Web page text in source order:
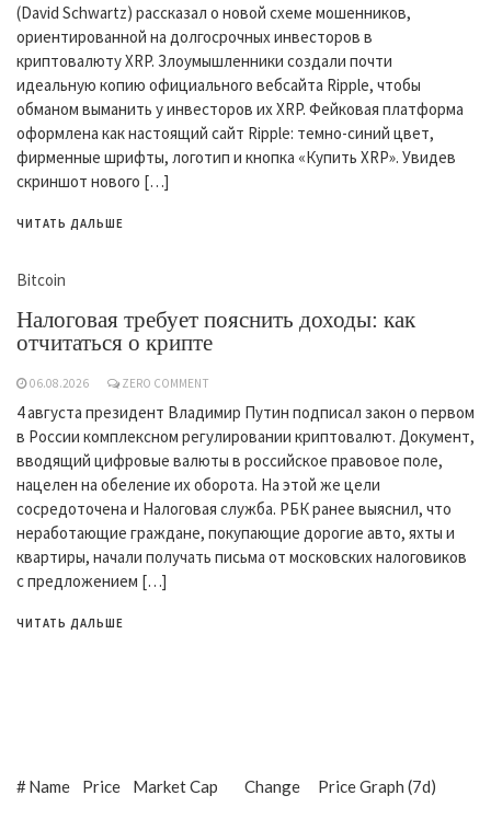
(David Schwartz) рассказал о новой схеме мошенников,
ориентированной на долгосрочных инвесторов в
криптовалюту XRP. Злоумышленники создали почти
идеальную копию официального вебсайта Ripple, чтобы
обманом выманить у инвесторов их XRP. Фейковая платформа
оформлена как настоящий сайт Ripple: темно-синий цвет,
фирменные шрифты, логотип и кнопка «Купить XRP». Увидев
скриншот нового […]
ЧИТАТЬ ДАЛЬШЕ
Bitcoin
Налоговая требует пояснить доходы: как
отчитаться о крипте
06.08.2026 ZERO COMMENT
4 августа президент Владимир Путин подписал закон о первом
в России комплексном регулировании криптовалют. Документ,
вводящий цифровые валюты в российское правовое поле,
нацелен на обеление их оборота. На этой же цели
сосредоточена и Налоговая служба. РБК ранее выяснил, что
неработающие граждане, покупающие дорогие авто, яхты и
квартиры, начали получать письма от московских налоговиков
с предложением […]
ЧИТАТЬ ДАЛЬШЕ
#Name Price Market Cap Change Price Graph (7d)